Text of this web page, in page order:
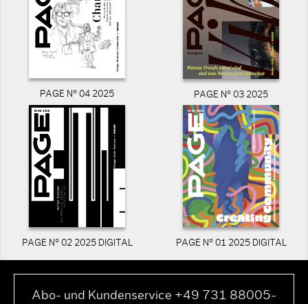
PAGE N° 04 2025 PAGE N° 03 2025
PAGE N° 02 2025 DIGITAL PAGE N° 01 2025 DIGITAL
Abo- und Kundenservice +49 731 88005-